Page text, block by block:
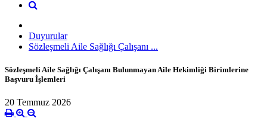
Duyurular
Sözleşmeli Aile Sağlığı Çalışanı ...
Sözleşmeli Aile Sağlığı Çalışanı Bulunmayan Aile Hekimliği Birimlerine
Başvuru İşlemleri
20 Temmuz 2026